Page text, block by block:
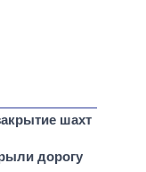
шахт
дорогу